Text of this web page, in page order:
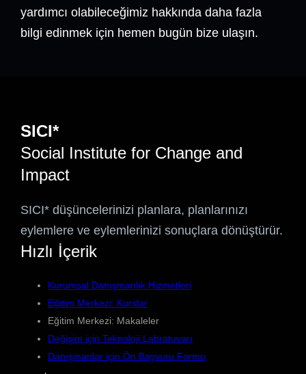
yardımcı olabileceğimiz hakkında daha fazla
bilgi edinmek için hemen bugün bize ulaşın.
SICI*
Social Institute for Change and
Impact
SICI* düşüncelerinizi planlara, planlarınızı
eylemlere ve eylemlerinizi sonuçlara dönüştürür.
Hızlı İçerik
Kurumsal Danışmanlık Hizmetleri
Eğitim Merkezi: Kurslar
Eğitim Merkezi: Makaleler
Değişim için Teknoloji Labratuvarı
Danışmanlar için Ön Başvuru Formu